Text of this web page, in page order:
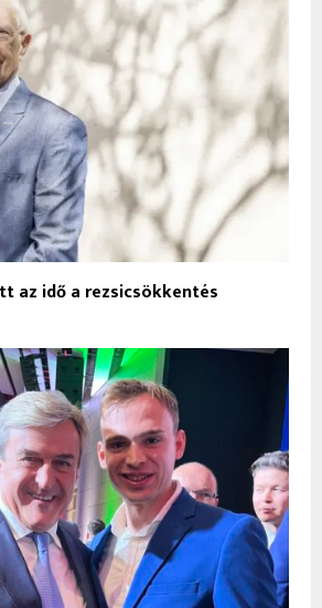
az idő a rezsicsökkentés